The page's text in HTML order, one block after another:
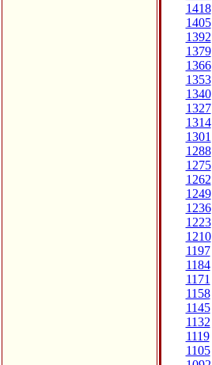
1418
1405
1392
1379
1366
1353
1340
1327
1314
1301
1288
1275
1262
1249
1236
1223
1210
1197
1184
1171
1158
1145
1132
1119
1105